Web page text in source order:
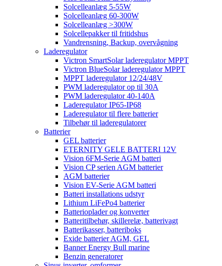
Solcelleanlæg 5-55W
Solcelleanlæg 60-300W
Solcelleanlæg >300W
Solcellepakker til fritidshus
Vandrensning, Backup, overvågning
Laderegulator
Victron SmartSolar laderegulator MPPT
Victron BlueSolar laderegulator MPPT
MPPT laderegulator 12/24/48V
PWM laderegulator op til 30A
PWM laderegulator 40-140A
Laderegulator IP65-IP68
Laderegulator til flere batterier
Tilbehør til laderegulatorer
Batterier
GEL batterier
ETERNITY GELE BATTERI 12V
Vision 6FM-Serie AGM batteri
Vision CP serien AGM batterier
AGM batterier
Vision EV-Serie AGM batteri
Batteri installations udstyr
Lithium LiFePo4 batterier
Batterioplader og konverter
Batteritilbehør, skillerelæ, batterivagt
Batterikasser, batteriboks
Exide batterier AGM, GEL
Banner Energy Bull marine
Benzin generatorer